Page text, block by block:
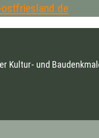
ostfriesland.de
Kultur- und